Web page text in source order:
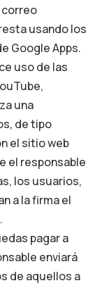
correo
usando los
Google Apps.
uso de las
una
de tipo
el sitio web
el responsable
los usuarios,
a la firma el
pagar a
enviará
de aquellos a